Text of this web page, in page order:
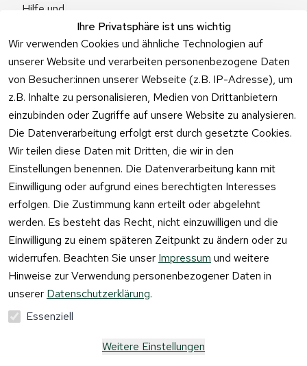
Ihre Privatsphäre ist uns wichtig
Wir verwenden Cookies und ähnliche Technologien auf
unserer Website und verarbeiten personenbezogene Daten
von Besucher:innen unserer Webseite (z.B. IP-Adresse), um
z.B. Inhalte zu personalisieren, Medien von Drittanbietern
einzubinden oder Zugriffe auf unsere Website zu analysieren.
Die Datenverarbeitung erfolgt erst durch gesetzte Cookies.
Wir teilen diese Daten mit Dritten, die wir in den
Einstellungen benennen. Die Datenverarbeitung kann mit
Einwilligung oder aufgrund eines berechtigten Interesses
erfolgen. Die Zustimmung kann erteilt oder abgelehnt
werden. Es besteht das Recht, nicht einzuwilligen und die
Einwilligung zu einem späteren Zeitpunkt zu ändern oder zu
widerrufen. Beachten Sie unser Impressum und weitere
Hinweise zur Verwendung personenbezogener Daten in
unserer Datenschutzerklärung.
Essenziell
Weitere Einstellungen
Hilfe und
Fragen
Zum
Kontaktformu
lar
Vertrag
widerrufen